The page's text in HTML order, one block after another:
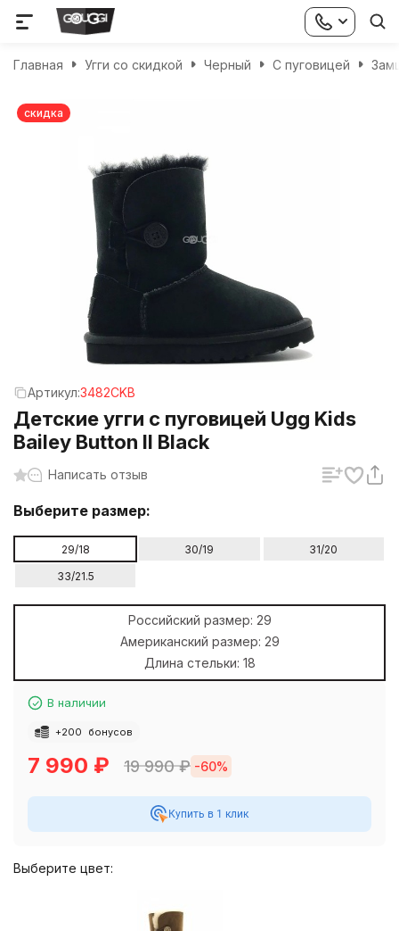
Главная Угги со скидкой Черный С пуговицей
скидка
Артикул:3482CKB
Детские угги с пуговицей Ugg Kids
Bailey Button II Black
Написать отзыв
Выберите размер:
29/18 30/19
31/20
33/21.5
Российский размер: 29
Американский размер: 29
Длина стельки: 18
В наличии
+200 бонусов
7 990 ₽ 19 990₽ -60%
Купить в 1 клик
Выберите цвет: